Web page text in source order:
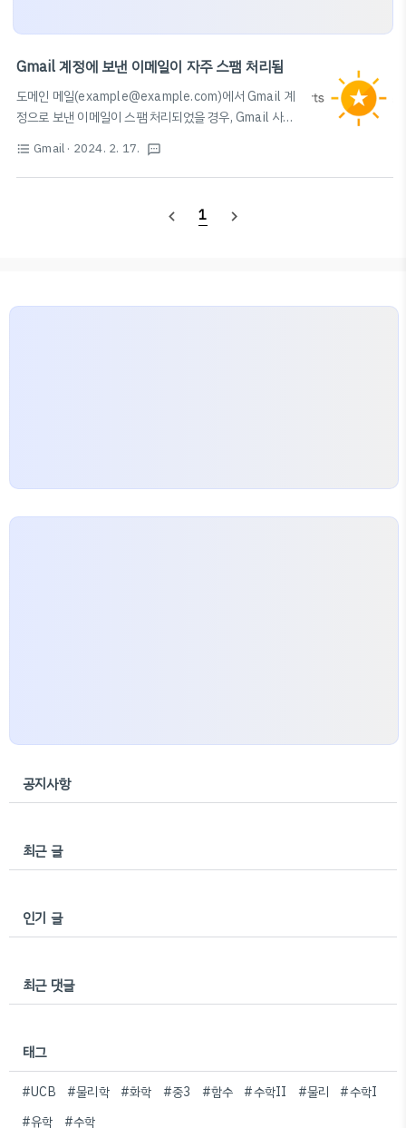
Gmail 계정에 보낸 이메일이 자주 스팸 처리됨
도메인 메일(example@example.com)에서 Gmail 계
정으로 보낸 이메일이 스팸 처리되었을 경우, Gmail 사용
방지하기 도움말을 참고해 주세요. 이메일 발신자 가이드
라인 - Google Workspace 관리자 고객센터 도움이 되
support.google.com 해당 도움말을 천천히 읽어보시
느 정도인지 대략적으로 확인할 수 있습니다. 또한 피드백
format_list_bulleted Gmail · 2024. 2. 17. textsms
navigate_before 1 navigate_next
공지사항
최근 글
인기 글
최근 댓글
태그
#UCB #물리학 #화학 #중3 #함수 #수학II #물리
#수학I
#유학
#수학